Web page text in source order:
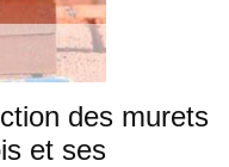
des murets
et ses